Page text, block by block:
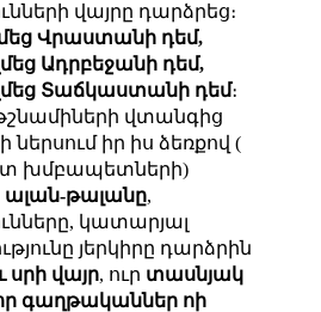
վայրը դարձրեց։
Վրաստանի դեմ,
Ադրբեջանի դեմ,
Տաճկաստանի դեմ։
վտանգից
ներսում իր իս ձեռքով (
խմբապետների)
ալան-թալանը,
կատարյալ
յերկիրը դարձրին
սրի վայր, ուր տասնյակ
գաղթականներ ոի